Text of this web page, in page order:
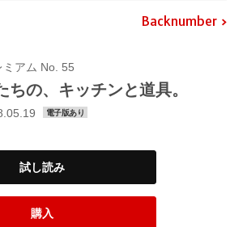
Backnumber
アム No. 55
ちの、キッチンと道具。
電子版あり
試し読み
購入